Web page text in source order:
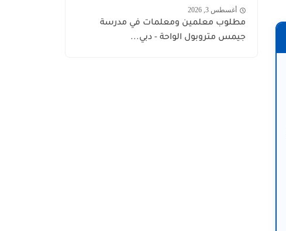
أغسطس 3, 2026
مطلوب معلمين ومعلمات في مدرسة
جيمس متروبول الواحة - دبي...